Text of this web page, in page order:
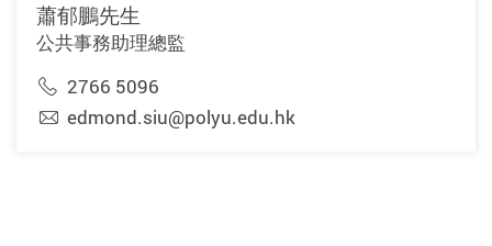
蕭郁鵬先生
公共事務助理總監
2766 5096
edmond.siu@polyu.edu.hk